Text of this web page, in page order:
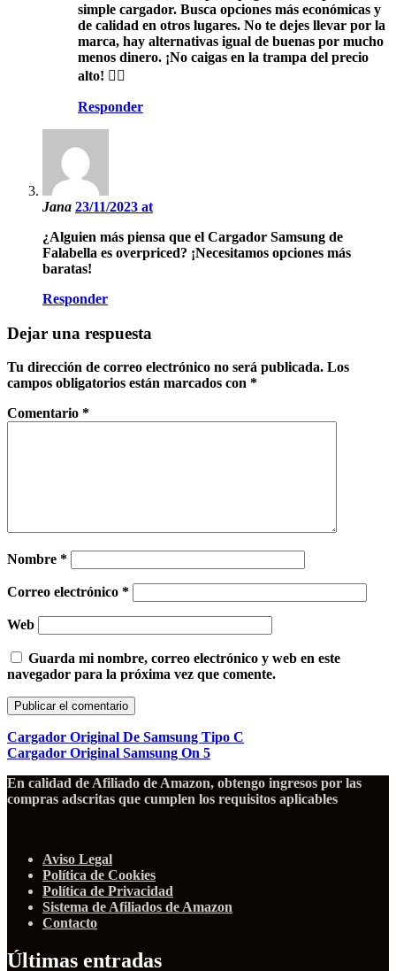
simple cargador. Busca opciones más económicas y
de calidad en otros lugares. No te dejes llevar por la
marca, hay alternativas igual de buenas por mucho
menos dinero. ¡No caigas en la trampa del precio
alto! 🙅‍♂️
Responder
Jana 23/11/2023 at
¿Alguien más piensa que el Cargador Samsung de
Falabella es overpriced? ¡Necesitamos opciones más
baratas!
Responder
Dejar una respuesta
Tu dirección de correo electrónico no será publicada. Los
campos obligatorios están marcados con *
Comentario *
Nombre *
Correo electrónico *
Web
Guarda mi nombre, correo electrónico y web en este
navegador para la próxima vez que comente.
Cargador Original De Samsung Tipo C
Cargador Original Samsung On 5
En calidad de Afiliado de Amazon, obtengo ingresos por las
compras adscritas que cumplen los requisitos aplicables
Aviso Legal
Política de Cookies
Política de Privacidad
Sistema de Afiliados de Amazon
Contacto
Últimas entradas